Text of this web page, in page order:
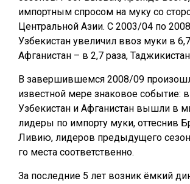
импортным спросом на муку со
Центральной Азии. С 2003/04 по
Узбекистан увеличил ввоз муки в
Афганистан – в 2,7 раза,
В завершившемся 2008/09
известной мере знаковое событие:
Узбекистан и Афганистан вышли в
лидеры по импорту муки, оттеснив
Ливию, лидеров предыдущего
го места соответственно.
За последние 5 лет возник ёмкий